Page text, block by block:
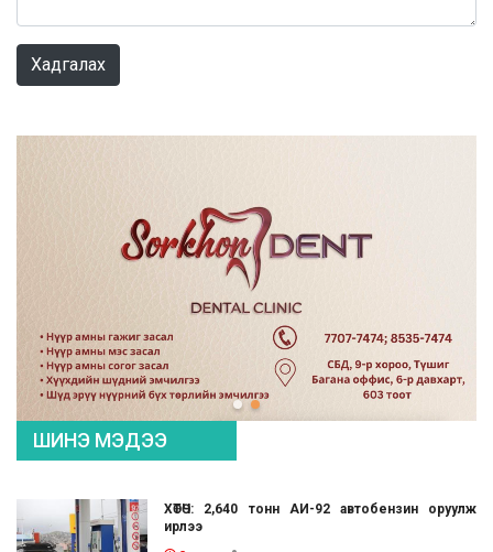
Хадгалах
ШИНЭ МЭДЭЭ
ХӨТӨЧ: 2,640 тонн АИ-92 автобензин оруулж
ирлээ